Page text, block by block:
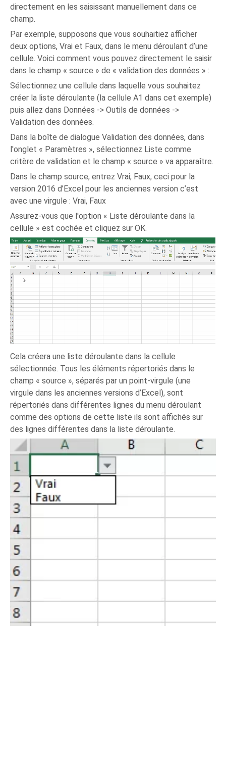
directement en les saisissant manuellement dans ce
champ.
Par exemple, supposons que vous souhaitiez afficher
deux options, Vrai et Faux, dans le menu déroulant d’une
cellule. Voici comment vous pouvez directement le saisir
dans le champ « source » de « validation des données » :
Sélectionnez une cellule dans laquelle vous souhaitez
créer la liste déroulante (la cellule A1 dans cet exemple)
puis allez dans Données -> Outils de données ->
Validation des données.
Dans la boîte de dialogue Validation des données, dans
l'onglet « Paramètres », sélectionnez Liste comme
critère de validation et le champ « source » va apparaître.
Dans le champ source, entrez Vrai; Faux, ceci pour la
version 2016 d’Excel pour les anciennes version c’est
avec une virgule : Vrai, Faux
Assurez-vous que l'option « Liste déroulante dans la
cellule » est cochée et cliquez sur OK.
Cela créera une liste déroulante dans la cellule
sélectionnée. Tous les éléments répertoriés dans le
champ « source », séparés par un point-virgule (une
virgule dans les anciennes versions d’Excel), sont
répertoriés dans différentes lignes du menu déroulant
comme des options de cette liste ils sont affichés sur
des lignes différentes dans la liste déroulante.